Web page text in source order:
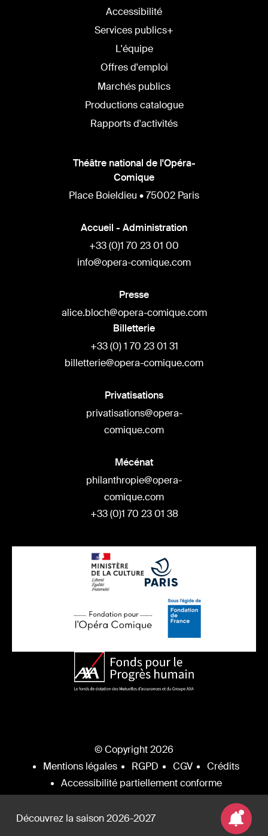
Découvrez la saison 2026-2027
Accessibilité
Services publics+
L'équipe
Offres d'emploi
Marchés publics
Productions catalogue
Rapports d'activités
Théâtre national de l'Opéra-
Comique
Place Boieldieu • 75002 Paris
Accueil - Administration
+33 (0)1 70 23 01 00
info@opera-comique.com
Presse
alice.bloch@opera-comique.com
Billetterie
+33 (0) 1 70 23 01 31
billetterie@opera-comique.com
Privatisations
privatisations@opera-
comique.com
Mécénat
philanthropie@opera-
comique.com
+33 (0)1 70 23 01 38
© Copyright 2026
Mentions légales
RGPD CGV
Crédits
Accessibilité partiellement conforme